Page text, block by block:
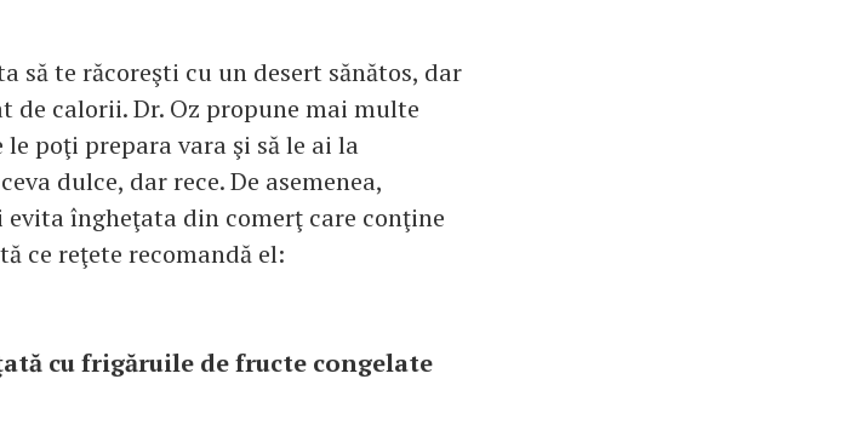
să te răcoreşti cu un desert sănătos, dar
de calorii. Dr. Oz propune mai multe
poţi prepara vara şi să le ai la
dulce, dar rece. De asemenea,
evita îngheţata din comerţ care conţine
ce reţete recomandă el:
cu frigăruile de fructe congelate